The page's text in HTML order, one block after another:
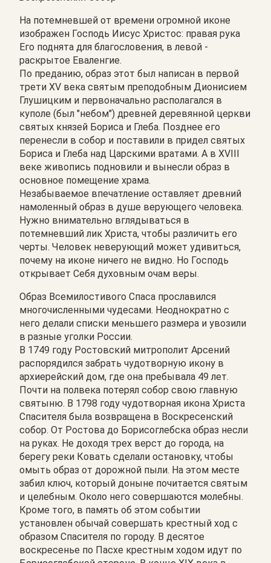
На потемневшей от времени огромной иконе
изображен Господь Иисус Христос: правая рука
Его поднята для благословения, в левой -
раскрытое Еваленгие.
По преданию, образ этот был написан в первой
трети XV века святым преподобным Дионисием
Глушицким и первоначально располагался в
куполе (был "небом") древней деревянной церкви
святых князей Бориса и Глеба. Позднее его
перенесли в собор и поставили в придел святых
Бориса и Глеба над Царскими вратами. А в XVIII
веке живопись подновили и вынесли образ в
основное помещение храма.
Незабываемое впечатление оставляет древний
намоленный образ в душе верующего человека.
Нужно внимательно вглядываться в
потемневший лик Христа, чтобы различить его
черты. Человек неверующий может удивиться,
почему на иконе ничего не видно. Но Господь
открывает Себя духовным очам веры.
Образ Всемилостивого Спаса прославился
многочисленными чудесами. Неоднократно с
него делали списки меньшего размера и увозили
в разные уголки России.
В 1749 году Ростовский митрополит Арсений
распорядился забрать чудотворную икону в
архиерейский дом, где она пребывала 49 лет.
Почти на полвека потерял собор свою главную
святыню. В 1798 году чудотворная икона Христа
Спасителя была возвращена в Воскресенский
собор. От Ростова до Борисоглебска образ несли
на руках. Не доходя трех верст до города, на
берегу реки Ковать сделали остановку, чтобы
омыть образ от дорожной пыли. На этом месте
забил ключ, который доныне почитается святым
и целебным. Около него совершаются молебны.
Кроме того, в память об этом событии
установлен обычай совершать крестный ход с
образом Спасителя по городу. В десятое
воскресенье по Пасхе крестным ходом идут по